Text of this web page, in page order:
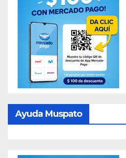
Ayuda Muspato